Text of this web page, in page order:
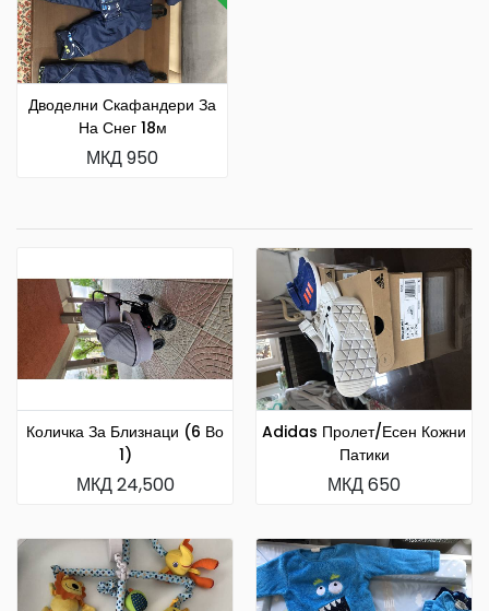
Дводелни Скафандери За
На Снег 18м
МКД 950
Количка За Близнаци (6 Во
1)
МКД 24,500
Adidas Пролет/есен Кожни
Патики
МКД 650